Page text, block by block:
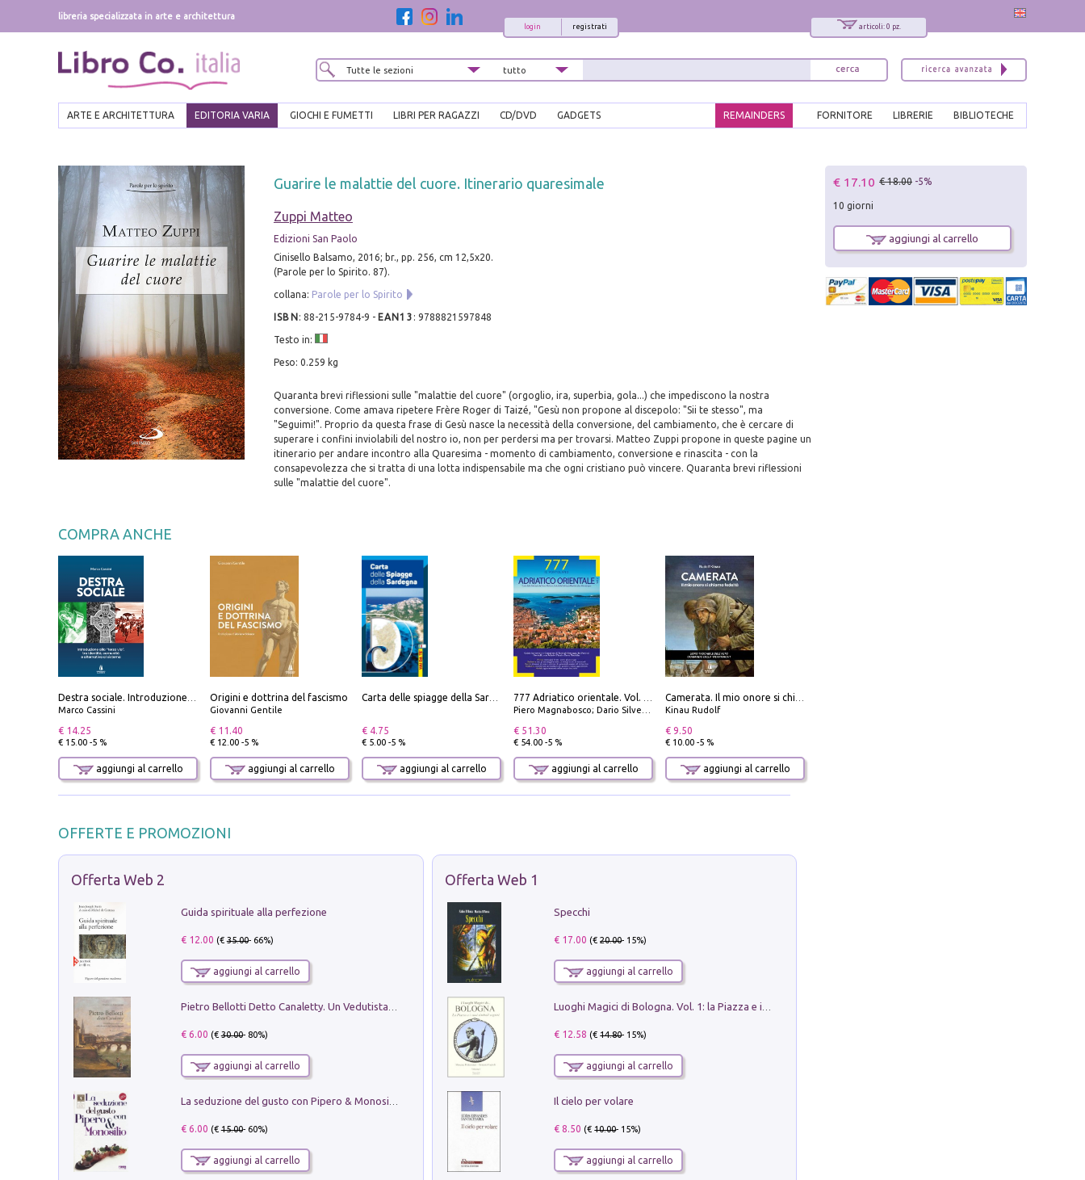
libreria specializzata in arte e architettura
articoli: 0 pz.
registrati
login
ARTE E ARCHITETTURA EDITORIA VARIA GIOCHI E FUMETTI LIBRI PER RAGAZZI CD/DVD GADGETS BIBLIOTECHE
LIBRERIE
FORNITORE
REMAINDERS
Guarire le malattie del cuore. Itinerario quaresimale
Zuppi Matteo
Edizioni San Paolo
Cinisello Balsamo, 2016; br., pp. 256, cm 12,5x20.
(Parole per lo Spirito. 87).
collana: Parole per lo Spirito
ISBN : 88-215-9784-9 - EAN13 : 9788821597848
Testo in:
Peso: 0.259 kg
Quaranta brevi riflessioni sulle "malattie del cuore" (orgoglio, ira, superbia, gola...) che impediscono la nostra
conversione. Come amava ripetere Frère Roger di Taizé, "Gesù non propone al discepolo: "Sii te stesso", ma
"Seguimi!". Proprio da questa frase di Gesù nasce la necessità della conversione, del cambiamento, che è cercare di
superare i confini inviolabili del nostro io, non per perdersi ma per trovarsi. Matteo Zuppi propone in queste pagine un
itinerario per andare incontro alla Quaresima - momento di cambiamento, conversione e rinascita - con la
consapevolezza che si tratta di una lotta indispensabile ma che ogni cristiano può vincere. Quaranta brevi riflessioni
sulle "malattie del cuore".
COMPRA ANCHE
Marco Cassini
€ 14.25
€ 15.00 -5 %
aggiungi al carrello
Origini e dottrina del fascismo
Giovanni Gentile
€ 11.40
€ 12.00 -5 %
aggiungi al carrello
€ 4.75
€ 5.00 -5 %
aggiungi al carrello
Piero Magnabosco; Dario Silvestro; Marco Sbrizzi
€ 51.30
€ 54.00 -5 %
aggiungi al carrello
Kinau Rudolf
€ 9.50
€ 10.00 -5 %
aggiungi al carrello
OFFERTE E PROMOZIONI
Offerta Web 2
Guida spirituale alla perfezione
€ 12.00 (€35.00- 66%)
aggiungi al carrello
€ 6.00 (€30.00- 80%)
aggiungi al carrello
€ 6.00 (€15.00- 60%)
aggiungi al carrello
Offerta Web 1
Specchi
€ 17.00 (€20.00- 15%)
aggiungi al carrello
€ 12.58 (€14.80- 15%)
aggiungi al carrello
Il cielo per volare
€ 8.50 (€10.00- 15%)
aggiungi al carrello
€ 17.10 € 18.00 -5%
10 giorni
aggiungi al carrello
x
Interessato ai nostri libri?
Sarai informato delle nostre novità, potrai
comunque cancellarti quando desideri.
modulo di iscrizione